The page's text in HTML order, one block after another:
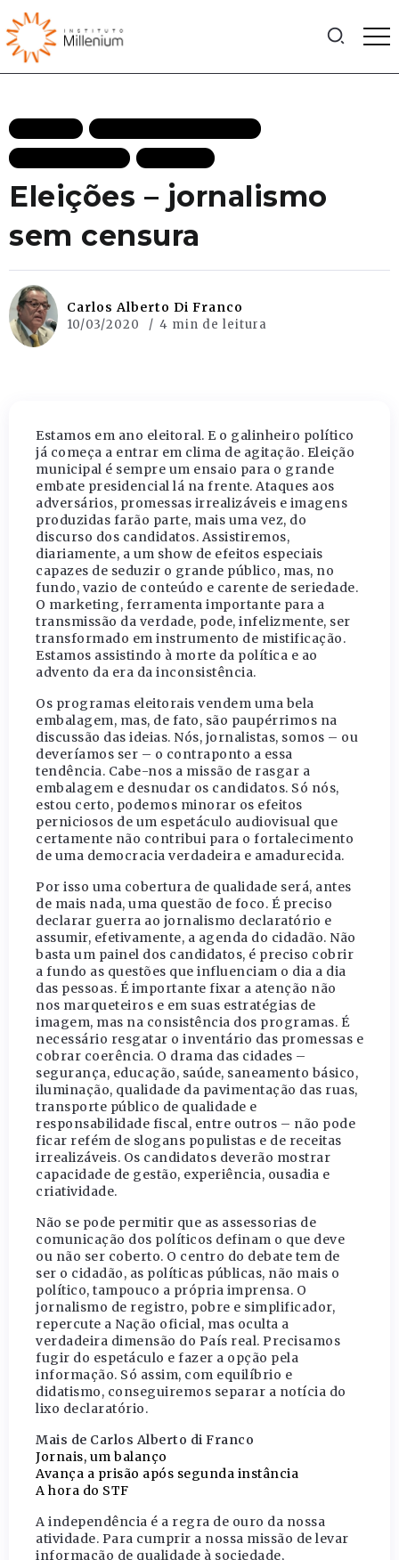
Eleições – jornalismo
sem censura
Carlos Alberto Di Franco
10/03/2020 4 min de leitura
Estamos em ano eleitoral. E o galinheiro político
já começa a entrar em clima de agitação. Eleição
municipal é sempre um ensaio para o grande
embate presidencial lá na frente. Ataques aos
adversários, promessas irrealizáveis e imagens
produzidas farão parte, mais uma vez, do
discurso dos candidatos. Assistiremos,
diariamente, a um show de efeitos especiais
capazes de seduzir o grande público, mas, no
fundo, vazio de conteúdo e carente de seriedade.
O marketing, ferramenta importante para a
transmissão da verdade, pode, infelizmente, ser
transformado em instrumento de mistificação.
Estamos assistindo à morte da política e ao
advento da era da inconsistência.
Os programas eleitorais vendem uma bela
embalagem, mas, de fato, são paupérrimos na
discussão das ideias. Nós, jornalistas, somos – ou
deveríamos ser – o contraponto a essa
tendência. Cabe-nos a missão de rasgar a
embalagem e desnudar os candidatos. Só nós,
estou certo, podemos minorar os efeitos
perniciosos de um espetáculo audiovisual que
certamente não contribui para o fortalecimento
de uma democracia verdadeira e amadurecida.
Por isso uma cobertura de qualidade será, antes
de mais nada, uma questão de foco. É preciso
declarar guerra ao jornalismo declaratório e
assumir, efetivamente, a agenda do cidadão. Não
basta um painel dos candidatos, é preciso cobrir
a fundo as questões que influenciam o dia a dia
das pessoas. É importante fixar a atenção não
nos marqueteiros e em suas estratégias de
imagem, mas na consistência dos programas. É
necessário resgatar o inventário das promessas e
cobrar coerência. O drama das cidades –
segurança, educação, saúde, saneamento básico,
iluminação, qualidade da pavimentação das ruas,
transporte público de qualidade e
responsabilidade fiscal, entre outros – não pode
ficar refém de slogans populistas e de receitas
irrealizáveis. Os candidatos deverão mostrar
capacidade de gestão, experiência, ousadia e
criatividade.
Não se pode permitir que as assessorias de
comunicação dos políticos definam o que deve
ou não ser coberto. O centro do debate tem de
ser o cidadão, as políticas públicas, não mais o
político, tampouco a própria imprensa. O
jornalismo de registro, pobre e simplificador,
repercute a Nação oficial, mas oculta a
verdadeira dimensão do País real. Precisamos
fugir do espetáculo e fazer a opção pela
informação. Só assim, com equilíbrio e
didatismo, conseguiremos separar a notícia do
lixo declaratório.
Mais de Carlos Alberto di Franco
Jornais, um balanço
Avança a prisão após segunda instância
A hora do STF
A independência é a regra de ouro da nossa
atividade. Para cumprir a nossa missão de levar
informação de qualidade à sociedade,